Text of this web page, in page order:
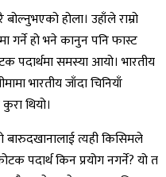
होला। उहाँले राम्रो
गर्ने हो भने कानुन पनि फास्ट
पदार्थमा समस्या आयो। भारतीय
भारतीय जाँदा चिनियाँ
थियो।
त्यही किसिमले
पदार्थ किन प्रयोग नगर्ने? यो त